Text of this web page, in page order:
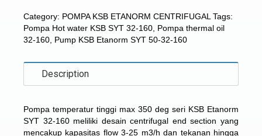
Category: POMPA KSB ETANORM CENTRIFUGAL Tags:
Pompa Hot water KSB SYT 32-160 Pompa thermal oil
32-160 Pump KSB Etanorm SYT 50-32-160
Description
Pompa temperatur tinggi max 350 deg seri KSB Etanorm
SYT 32-160meliliki desain centrifugal end section yang
mencakup kapasitas flow 3-25 m3/h dan tekanan hingga